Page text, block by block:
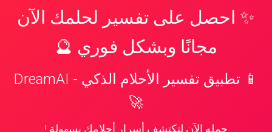
ل✨ احصل على تفسير لحلمك الآن
مجانًا وبشكل فوري 🔮
📱 تطبيق تفسير الأحلام الذكي - DreamAI
🚀
حمله الآن لتكتشف أسرار أحلامك بسهولة !